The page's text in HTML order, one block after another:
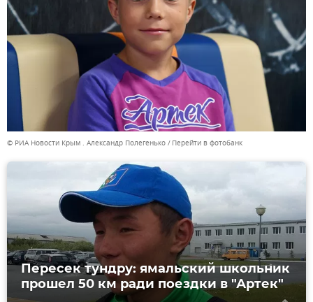
© РИА Новости Крым . Александр Полегенько Перейти в фотобанк
Пересек тундру: ямальский школьник
прошел 50 км ради поездки в "Артек"